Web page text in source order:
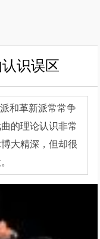
识误区
和革新派常常争
的理论认识非常
大精深，但却很